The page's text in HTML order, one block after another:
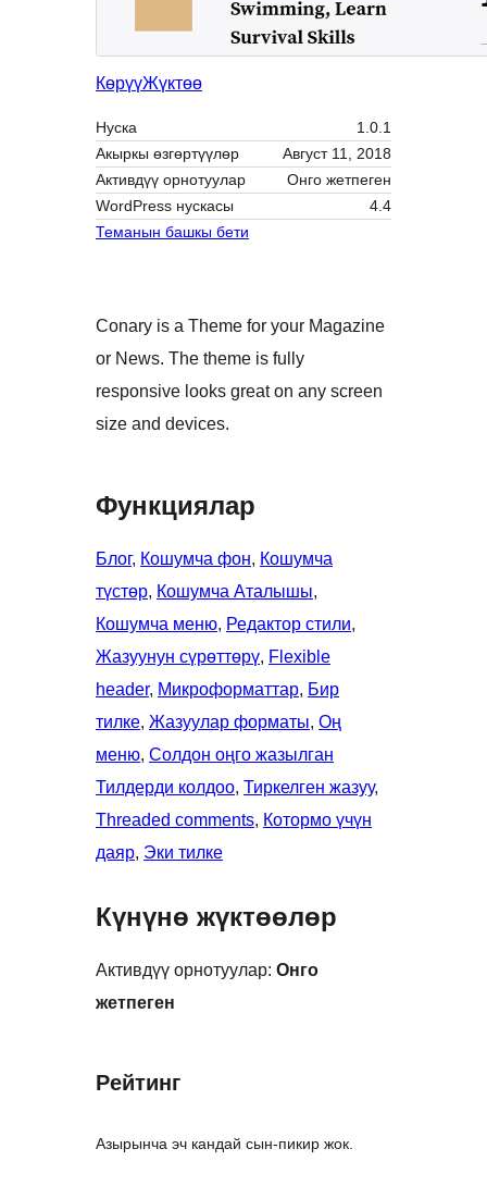
КөрүүЖүктөө
Нуска
1.0.1
Акыркы өзгөртүүлөр
Август 11, 2018
Активдүү орнотуулар
Онго жетпеген
WordPress нускасы
4.4
Теманын башкы бети
Conary is a Theme for your Magazine
or News. The theme is fully
responsive looks great on any screen
size and devices.
Функциялар
Блог, Кошумча фон, Кошумча
түстөр, Кошумча Аталышы
Кошумча меню, Редактор стили
Жазуунун сүрөттөрү, Flexible
header, Микроформаттар, Бир
тилке, Жазуулар форматы, Оң
меню, Солдон оңго жазылган
Тилдерди колдоо, Тиркелген жазуу
Threaded comments, Котормо үчүн
даяр, Эки тилке
Күнүнө жүктөөлөр
Активдүү орнотуулар: Онго
жетпеген
Рейтинг
Азырынча эч кандай сын-пикир жок.